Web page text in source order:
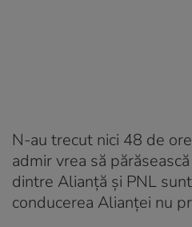
N-au trecut nici 48 de
admir vrea să
dintre Alianță și PNL
conducerea Alianței nu